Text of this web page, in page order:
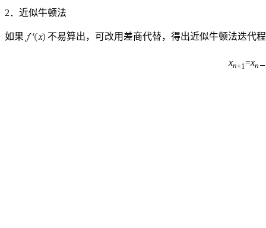
2．近似牛顿法
如果 不易算出，可改用差商代替，得出近似牛顿法迭代
xn+1 =xn